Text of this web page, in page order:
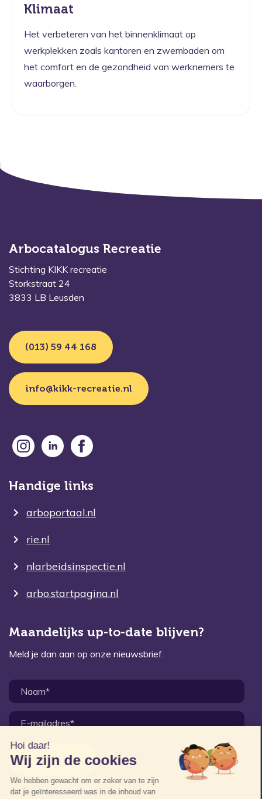
Klimaat
Het verbeteren van het binnenklimaat op
werkplekken zoals kantoren en zwembaden om
het comfort en de gezondheid van werknemers te
waarborgen.
Arbocatalogus Recreatie
Stichting KIKK recreatie
Storkstraat 24
3833 LB Leusden
(013) 59 44 168
info@kikk-recreatie.nl
Handige links
arboportaal.nl
rie.nl
nlarbeidsinspectie.nl
arbo.startpagina.nl
Maandelijks up-to-date blijven?
Meld je dan aan op onze nieuwsbrief.
Aanmelden